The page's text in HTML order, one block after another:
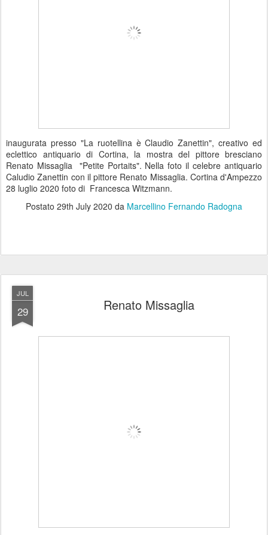
inaugurata presso "La ruotellina è Claudio Zanettin", creativo ed
eclettico antiquario di Cortina, la mostra del pittore bresciano
Renato Missaglia "Petite Portaits". Nella foto il celebre antiquario
Caludio Zanettin con il pittore Renato Missaglia. Cortina d'Ampezzo
28 luglio 2020 foto di Francesca Witzmann.
Postato 29th July 2020 da Marcellino Fernando Radogna
JUL
29 Renato Missaglia